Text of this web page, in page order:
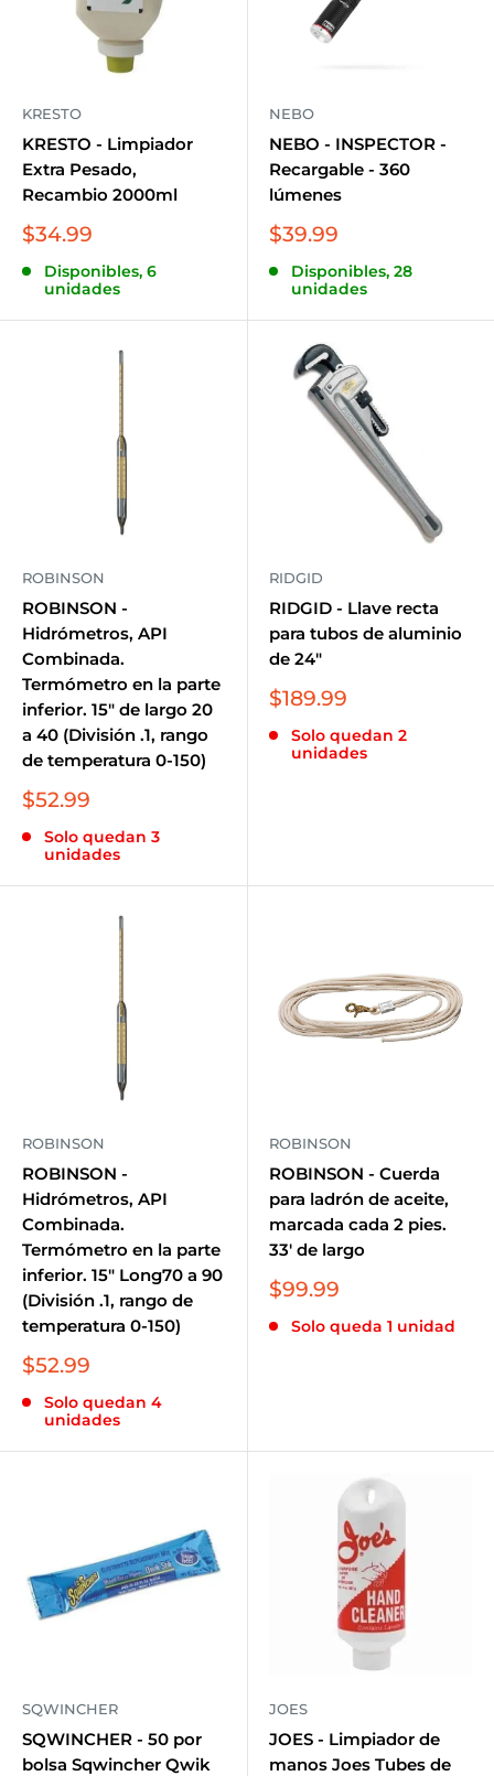
KRESTO
KRESTO - Limpiador
Extra Pesado,
Recambio 2000ml
Precio
venta
$34.99
Disponibles, 6
unidades
NEBO
NEBO - INSPECTOR -
Recargable - 360
lúmenes
Precio
venta
$39.99
Disponibles, 28
unidades
ROBINSON
ROBINSON -
Hidrómetros, API
Combinada.
Termómetro en la parte
inferior. 15" de largo 20
a 40 (División .1, rango
de temperatura 0-150)
Precio
venta
$52.99
Solo quedan 3
unidades
RIDGID
RIDGID - Llave recta
para tubos de aluminio
de 24"
Precio
venta
$189.99
Solo quedan 2
unidades
ROBINSON
ROBINSON -
Hidrómetros, API
Combinada.
Termómetro en la parte
inferior. 15" Long70 a 90
(División .1, rango de
temperatura 0-150)
Precio
venta
$52.99
Solo quedan 4
unidades
ROBINSON
ROBINSON - Cuerda
para ladrón de aceite,
marcada cada 2 pies.
33' de largo
Precio
venta
$99.99
Solo queda 1 unidad
SQWINCHER
SQWINCHER - 50 por
bolsa Sqwincher Qwik
JOES
JOES - Limpiador de
manos Joes Tubes de